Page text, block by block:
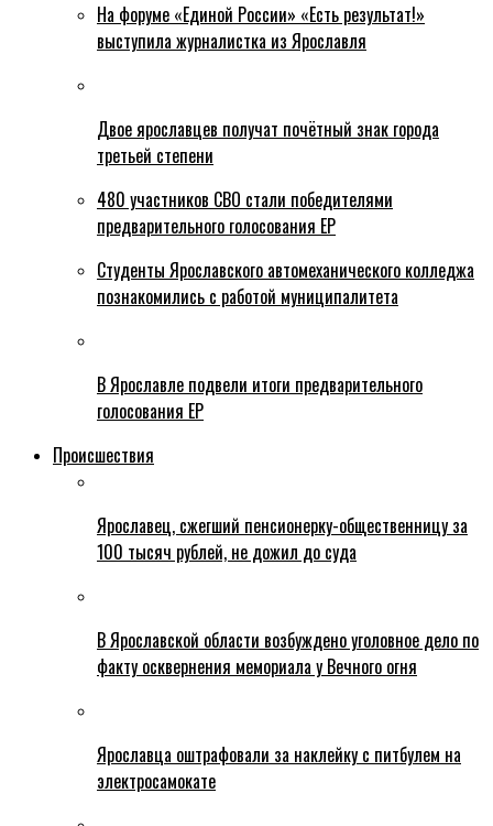
На форуме «Единой России» «Есть результат!»
выступила журналистка из Ярославля
Двое ярославцев получат почётный знак города
третьей степени
480 участников СВО стали победителями
предварительного голосования ЕР
Студенты Ярославского автомеханического колледжа
познакомились с работой муниципалитета
В Ярославле подвели итоги предварительного
голосования ЕР
Происшествия
Ярославец, сжегший пенсионерку-общественницу за
100 тысяч рублей, не дожил до суда
В Ярославской области возбуждено уголовное дело по
факту осквернения мемориала у Вечного огня
Ярославца оштрафовали за наклейку с питбулем на
электросамокате